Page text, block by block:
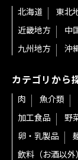
北海道 東北
近畿地方
中
九州地方
沖
カテゴリから
肉 魚介類
加工食品
野
卵・乳製品
飲料（お酒以外